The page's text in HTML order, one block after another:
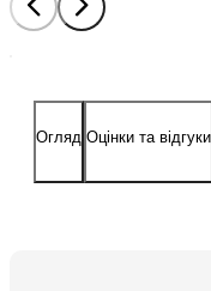
Огляд Оцінки та відгуки